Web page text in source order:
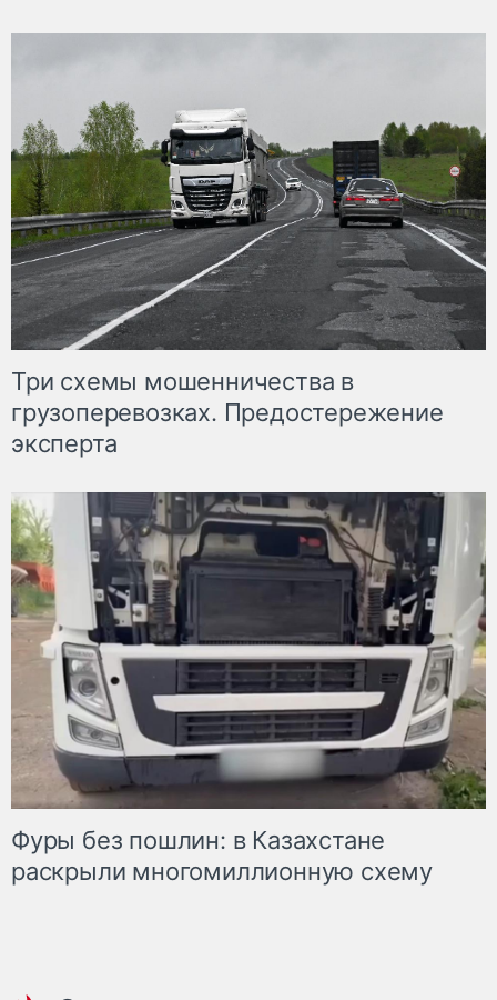
Три схемы мошенничества в
грузоперевозках. Предостережение
эксперта
Фуры без пошлин: в Казахстане
раскрыли многомиллионную схему